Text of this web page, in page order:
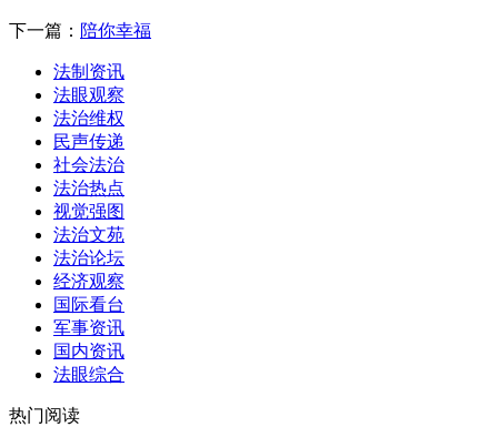
下一篇： 陪你幸福
法制资讯
法眼观察
法治维权
民声传递
社会法治
法治热点
视觉强图
法治文苑
法治论坛
经济观察
国际看台
军事资讯
国内资讯
法眼综合
热门阅读